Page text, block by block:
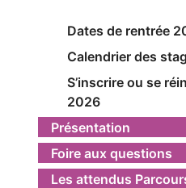
Dates de rentrée
Calendrier des
S’inscrire ou se
2026
Présentation
Foire aux questions
Les attendus